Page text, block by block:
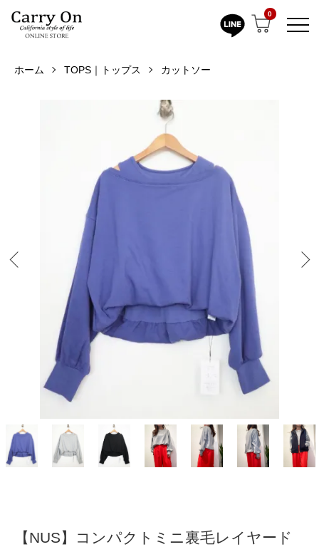
0
ホーム TOPS｜トップス カットソー
【NUS】コンパクトミニ裏毛レイヤード